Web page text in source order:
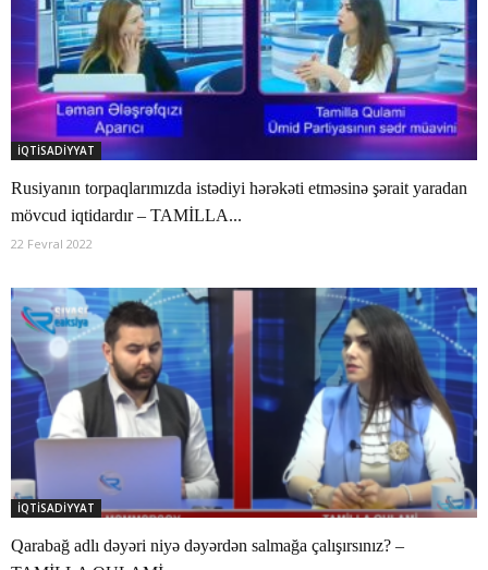
İQTİSADİYYAT
Rusiyanın torpaqlarımızda istədiyi hərəkəti etməsinə şərait yaradan
mövcud iqtidardır – TAMİLLA...
22 Fevral 2022
İQTİSADİYYAT
Qarabağ adlı dəyəri niyə dəyərdən salmağa çalışırsınız? –